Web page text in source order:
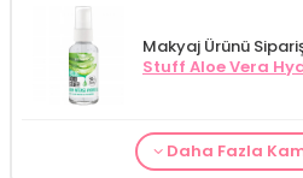
Makyaj Ürünü
Stuff Aloe Vera
From Natura
Makyaj
Makyaj Ürünü
Daha Fazla